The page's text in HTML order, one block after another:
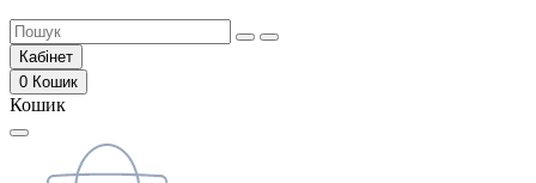
Кабінет
0 Кошик
Кошик